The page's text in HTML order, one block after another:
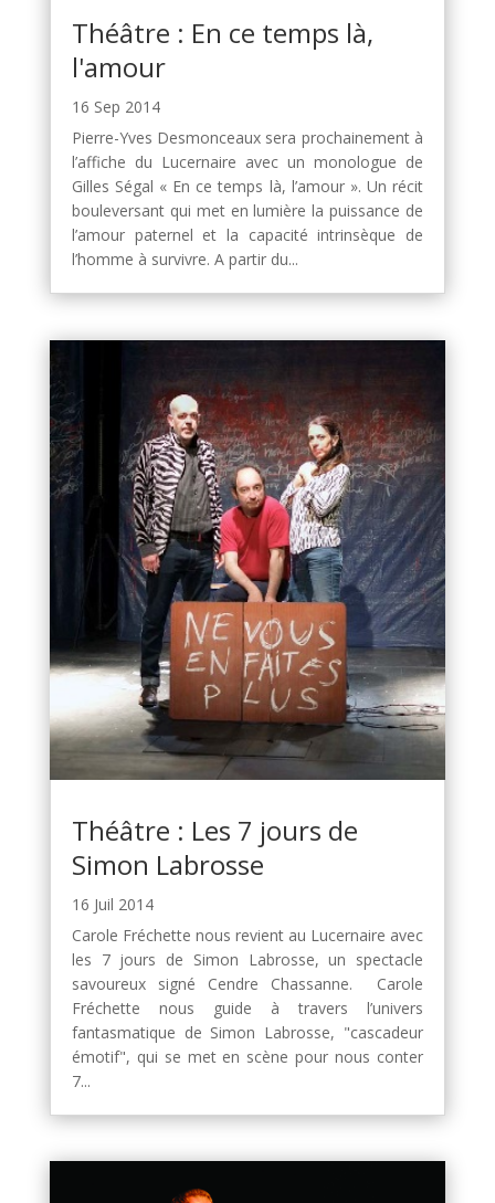
Théâtre : En ce temps là,
l'amour
16 Sep 2014
Pierre-Yves Desmonceaux sera prochainement à
l’affiche du Lucernaire avec un monologue de
Gilles Ségal « En ce temps là, l’amour ». Un récit
bouleversant qui met en lumière la puissance de
l’amour paternel et la capacité intrinsèque de
l’homme à survivre. A partir du...
Théâtre : Les 7 jours de
Simon Labrosse
16 Juil 2014
Carole Fréchette nous revient au Lucernaire avec
les 7 jours de Simon Labrosse, un spectacle
savoureux signé Cendre Chassanne. Carole
Fréchette nous guide à travers l’univers
fantasmatique de Simon Labrosse, "cascadeur
émotif", qui se met en scène pour nous conter
7...